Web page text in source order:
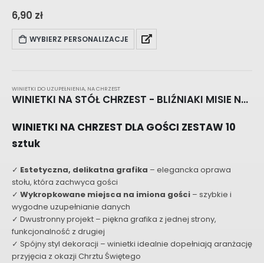
6,90 zł
WYBIERZ PERSONALIZACJE
WINIETKI DO UZUPEŁNIENIA, NA CHRZEST
WINIETKI NA STÓŁ CHRZEST - BLIŹNIAKI MISIE NA BUJACZCE F111
WINIETKI NA CHRZEST DLA GOŚCI ZESTAW 10
sztuk
✓ Estetyczna, delikatna grafika – elegancka oprawa
stołu, która zachwyca gości
✓ Wykropkowane miejsca na imiona gości – szybkie i
wygodne uzupełnianie danych
✓ Dwustronny projekt – piękna grafika z jednej strony,
funkcjonalność z drugiej
✓ Spójny styl dekoracji – winietki idealnie dopełniają aranżację
przyjęcia z okazji Chrztu Świętego